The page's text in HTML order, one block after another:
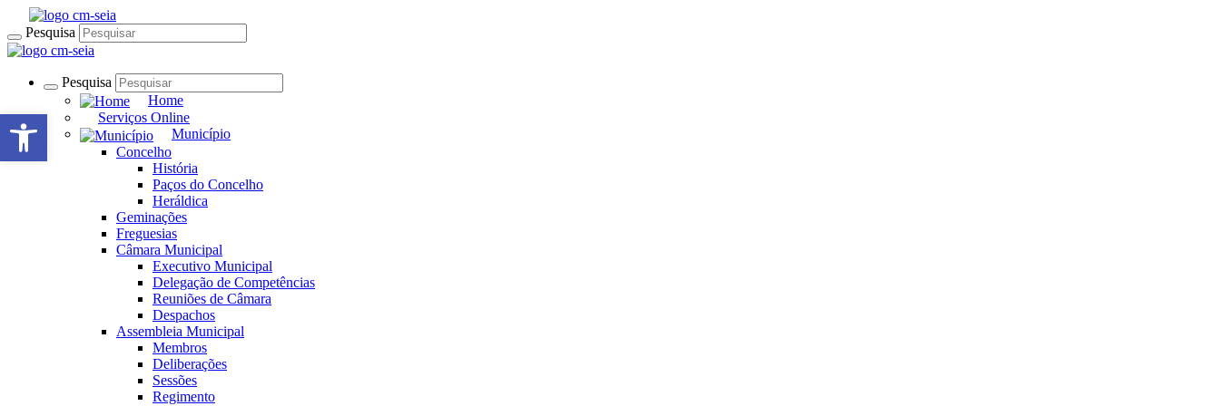
Pesquisa
Pesquisa
Home
Serviços Online
Município
Concelho
História
Paços do Concelho
Heráldica
Geminações
Freguesias
Câmara Municipal
Executivo Municipal
Delegação de Competências
Reuniões de Câmara
Despachos
Assembleia Municipal
Membros
Deliberações
Sessões
Regimento
Open toolbar